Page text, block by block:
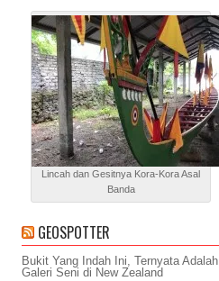
Lincah dan Gesitnya Kora-Kora Asal
Banda
GEOSPOTTER
Bukit Yang Indah Ini, Ternyata Adalah
Galeri Seni di New Zealand